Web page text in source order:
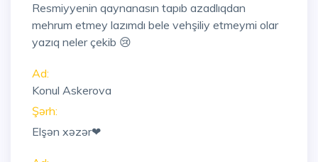
Resmiyyenin qaynanasın tapıb azadlıqdan
mehrum etmey lazımdı bele vehşiliy etmeymi olar
yazıq neler çekib 😢
Ad:
Konul Askerova
Şərh:
Elşən xəzər❤